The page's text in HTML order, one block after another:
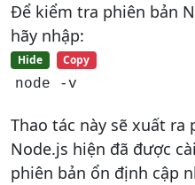
Để kiểm tra phiên bản
hãy nhập:
Hide Copy
node -v
Thao tác này sẽ xuất ra
Node.js hiện đã được
phiên bản ổn định cập